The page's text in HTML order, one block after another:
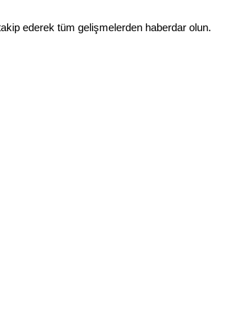
ederek tüm gelişmelerden haberdar olun.